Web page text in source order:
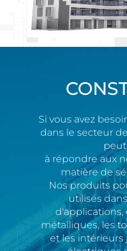
Si vous avez
dans le secteur
à répondre aux
matière de
Nos produits
utilisés
d'applications,
métalliques, les
et les intérieurs